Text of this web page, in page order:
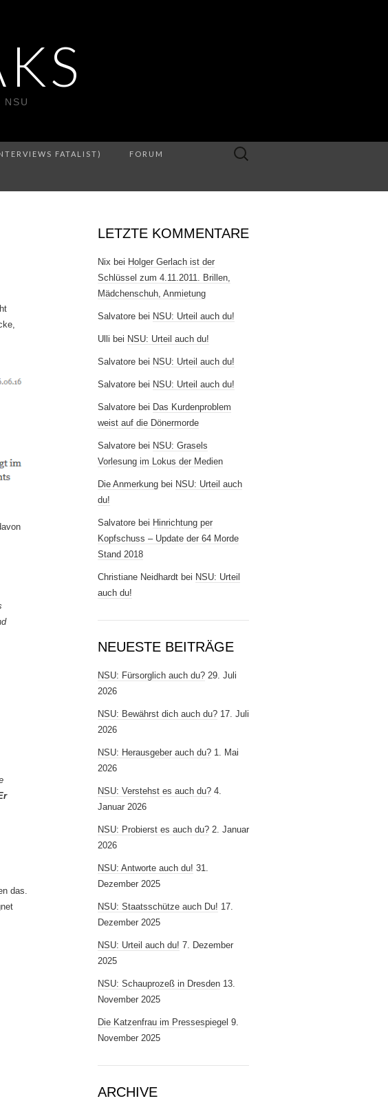
FATALIST) FORUM
Suche
das.
LETZTE KOMMENTARE
Nix bei Holger Gerlach ist der
Schlüssel zum 4.11.2011. Brillen,
Mädchenschuh, Anmietung
Salvatore bei NSU: Urteil auch du!
Ulli bei NSU: Urteil auch du!
Salvatore bei NSU: Urteil auch du!
Salvatore bei NSU: Urteil auch du!
Salvatore bei Das Kurdenproblem
weist auf die Dönermorde
Salvatore bei NSU: Grasels
Vorlesung im Lokus der Medien
Die Anmerkung bei NSU: Urteil auch
du!
Salvatore bei Hinrichtung per
Kopfschuss – Update der 64 Morde
Stand 2018
Christiane Neidhardt bei NSU: Urteil
auch du!
NEUESTE BEITRÄGE
NSU: Fürsorglich auch du? 29. Juli
2026
NSU: Bewährst dich auch du? 17. Juli
2026
NSU: Herausgeber auch du? 1. Mai
2026
NSU: Verstehst es auch du? 4.
Januar 2026
NSU: Probierst es auch du? 2. Januar
2026
NSU: Antworte auch du! 31.
Dezember 2025
NSU: Staatsschütze auch Du! 17.
Dezember 2025
NSU: Urteil auch du! 7. Dezember
2025
NSU: Schauprozeß in Dresden 13.
November 2025
Die Katzenfrau im Pressespiegel 9.
November 2025
ARCHIVE